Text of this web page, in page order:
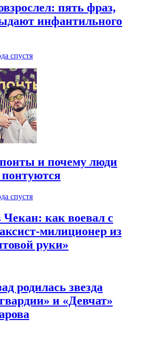
пять фраз,
инфантильного
спустя
и почему люди
спустя
Чекан: как воевал с
милиционер из
руки»
родилась звезда
и «Девчат»